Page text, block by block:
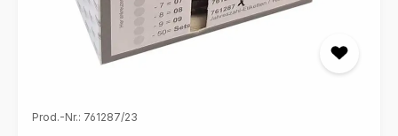
Prod.-Nr.: 761287/23